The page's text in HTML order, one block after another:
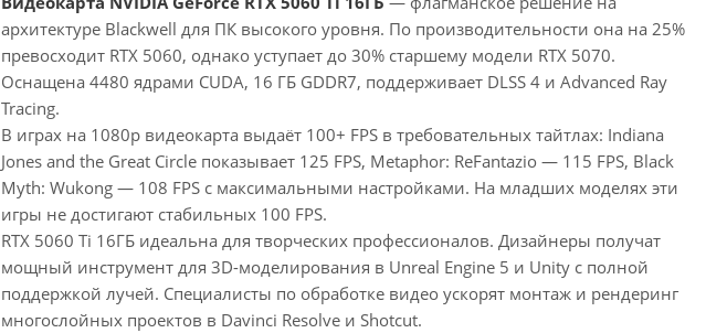
архитектуре Blackwell для ПК высокого уровня. По производительности она на 25%
превосходит RTX 5060, однако уступает до 30% старшему модели RTX 5070.
Оснащена 4480 ядрами CUDA, 16 ГБ GDDR7, поддерживает DLSS 4 и Advanced Ray
Tracing.
В играх на 1080p видеокарта выдаёт 100+ FPS в требовательных тайтлах: Indiana
Jones and the Great Circle показывает 125 FPS, Metaphor: ReFantazio — 115 FPS, Black
Myth: Wukong — 108 FPS с максимальными настройками. На младших моделях эти
игры не достигают стабильных 100 FPS.
RTX 5060 Ti 16ГБ идеальна для творческих профессионалов. Дизайнеры получат
мощный инструмент для 3D-моделирования в Unreal Engine 5 и Unity с полной
поддержкой лучей. Специалисты по обработке видео ускорят монтаж и рендеринг
многослойных проектов в Davinci Resolve и Shotcut.